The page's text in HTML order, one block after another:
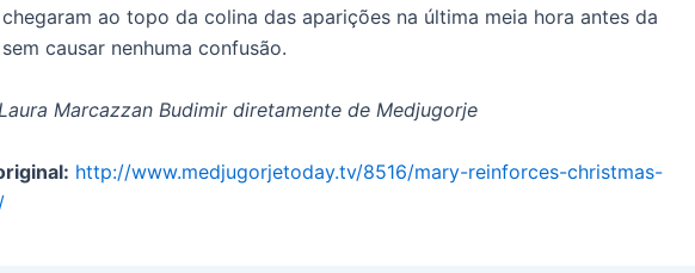
ao topo da colina das aparições na última meia hora antes da
causar nenhuma confusão.
Marcazzan Budimir diretamente de Medjugorje
http://www.medjugorjetoday.tv/8516/mary-reinforces-christmas-